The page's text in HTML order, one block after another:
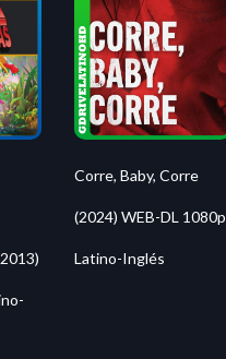
Corre, Baby, Corre
(2024) WEB-DL 1080p
Latino-Inglés